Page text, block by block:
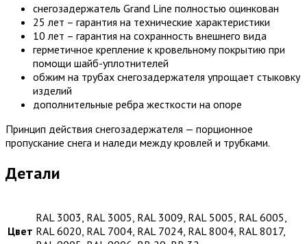
снегозадержатель Grand Line полностью оцинкован
25 лет – гарантия на технические характеристики
10 лет – гарантия на сохранность внешнего вида
герметичное крепление к кровельному покрытию при
помощи шайб-уплотнителей
обжим на трубах снегозадержателя упрощает стыковку
изделий
дополнительные ребра жесткости на опоре
Принцип действия снегозадержателя — порционное
пропускание снега и наледи между кровлей и трубками.
Детали
Цвет
RAL 3003, RAL 3005, RAL 3009, RAL 5005, RAL 6005,
RAL 6020, RAL 7004, RAL 7024, RAL 8004, RAL 8017,